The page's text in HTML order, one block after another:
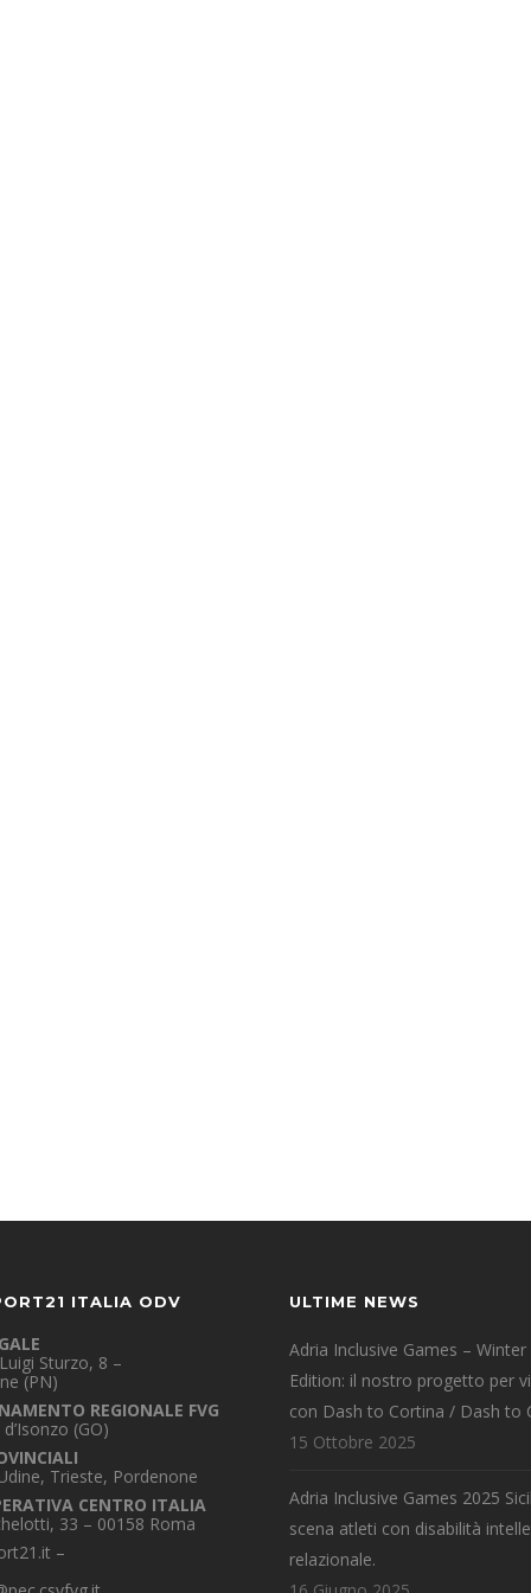
ITALIA ODV
Sturzo, 8 –
(PN)
REGIONALE FVG
(GO)
Trieste, Pordenone
CENTRO ITALIA
33 – 00158 Roma
–
ULTIME NEWS
Adria Inclusive Games – Winter
Edition: il nostro progetto per
con Dash to Cortina / Dash to
15 Ottobre 2025
Adria Inclusive Games 2025
scena atleti con disabilità
relazionale.